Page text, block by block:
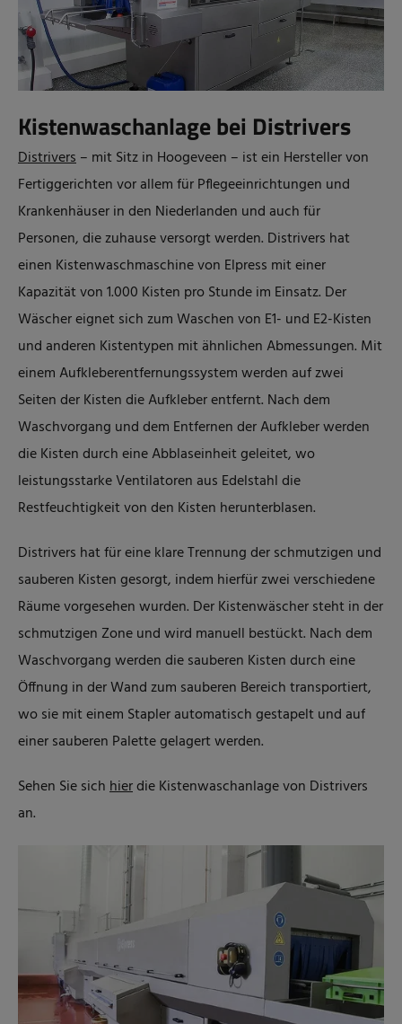
Kistenwaschanlage bei Distrivers
Distrivers– mit Sitz in Hoogeveen – ist ein Hersteller von
Fertiggerichten vor allem für Pflegeeinrichtungen und
Krankenhäuser in den Niederlanden und auch für
Personen, die zuhause versorgt werden. Distrivers hat
einen Kistenwaschmaschine von Elpress mit einer
Kapazität von 1.000 Kisten pro Stunde im Einsatz. Der
Wäscher eignet sich zum Waschen von E1- und E2-Kisten
und anderen Kistentypen mit ähnlichen Abmessungen. Mit
einem Aufkleberentfernungssystem werden auf zwei
Seiten der Kisten die Aufkleber entfernt. Nach dem
Waschvorgang und dem Entfernen der Aufkleber werden
die Kisten durch eine Abblaseinheit geleitet, wo
leistungsstarke Ventilatoren aus Edelstahl die
Restfeuchtigkeit von den Kisten herunterblasen.
Distrivers hat für eine klare Trennung der schmutzigen und
sauberen Kisten gesorgt, indem hierfür zwei verschiedene
Räume vorgesehen wurden. Der Kistenwäscher steht in der
schmutzigen Zone und wird manuell bestückt. Nach dem
Waschvorgang werden die sauberen Kisten durch eine
Öffnung in der Wand zum sauberen Bereich transportiert,
wo sie mit einem Stapler automatisch gestapelt und auf
einer sauberen Palette gelagert werden.
Sehen Sie sichhierdie Kistenwaschanlage von Distrivers
an.